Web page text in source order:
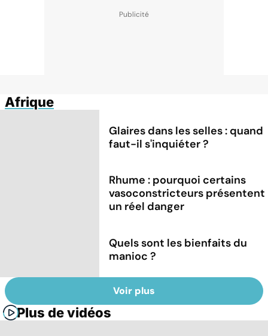
Afrique
Glaires dans les selles : quand
faut-il s'inquiéter ?
Rhume : pourquoi certains
vasoconstricteurs présentent
un réel danger
Quels sont les bienfaits du
manioc ?
Voir plus
Plus de vidéos